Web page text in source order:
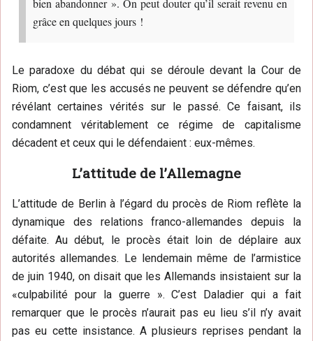
bien abandonner ». On peut douter qu’il serait revenu en
grâce en quelques jours !
Le paradoxe du débat qui se déroule devant la Cour de
Riom, c’est que les accusés ne peuvent se défendre qu’en
révélant certaines vérités sur le passé. Ce faisant, ils
condamnent véritablement ce régime de capitalisme
décadent et ceux qui le défendaient : eux-mêmes.
L’attitude de l’Allemagne
L’attitude de Berlin à l’égard du procès de Riom reflète la
dynamique des relations franco-allemandes depuis la
défaite. Au début, le procès était loin de déplaire aux
autorités allemandes. Le lendemain même de l’armistice
de juin 1940, on disait que les Allemands insistaient sur la
«culpabilité pour la guerre ». C’est Daladier qui a fait
remarquer que le procès n’aurait pas eu lieu s’il n’y avait
pas eu cette insistance. A plusieurs reprises pendant la